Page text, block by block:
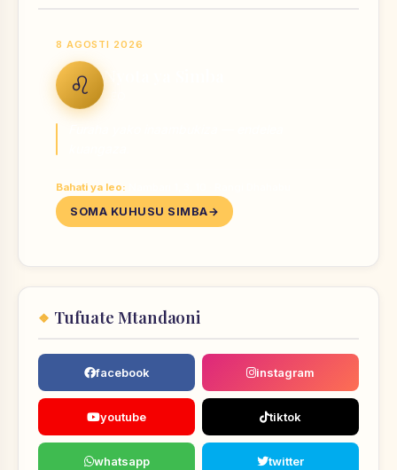
8 AGOSTI 2026
♌
Bahati ya leo:
SOMA KUHUSU SIMBA
Tufuate Mtandaoni
facebook instagram
youtube tiktok
whatsapp twitter